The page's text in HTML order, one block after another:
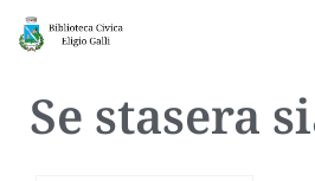
Se stasera